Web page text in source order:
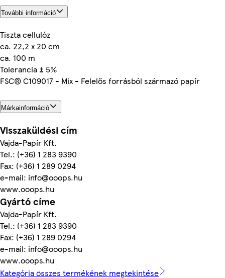
További információ
Tiszta cellulóz
са. 22,2 х 20 сm
ca. 100 m
Tolerancia ± 5%
FSC® C109017 - Mix - Felelős forrásból származó papír
Márkainformáció
Visszaküldési cím
Vajda-Papír Kft.
Tel.: (+36) 1 283 9390
Fax: (+36) 1 289 0294
e-mail: info@ooops.hu
www.ooops.hu
Gyártó címe
Vajda-Papír Kft.
Tel.: (+36) 1 283 9390
Fax: (+36) 1 289 0294
e-mail: info@ooops.hu
www.ooops.hu
Kategória összes termékének megtekintése